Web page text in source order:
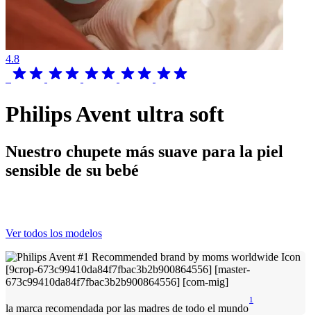
4.8
Philips Avent ultra soft
Nuestro chupete más suave para la piel
sensible de su bebé
Ver todos los modelos
la marca recomendada por las madres de todo el mundo
1